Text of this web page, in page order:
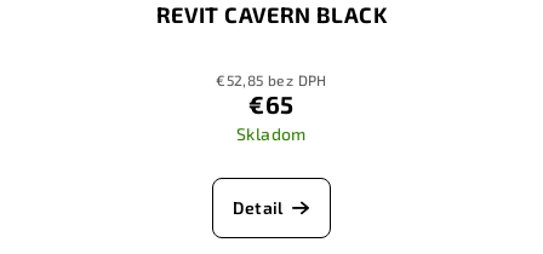
REVIT CAVERN BLACK
€52,85 bez DPH
€65
Skladom
Detail